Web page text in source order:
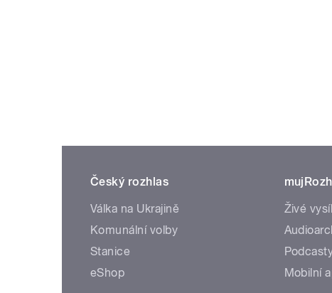
Český rozhlas
Válka na Ukrajině
Komunální volby
Stanice
eShop
Živé
Mobilní